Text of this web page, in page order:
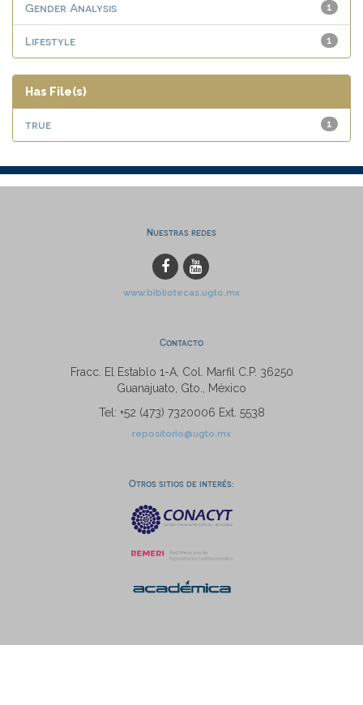
1
Gender Analysis
1
Lifestyle
Has File(s)
1
true
Nuestras redes
www.bibliotecas.ugto.mx
Contacto
Fracc. El Establo 1-A, Col. Marfil C.P. 36250
Guanajuato, Gto., México
Tel: +52 (473) 7320006 Ext. 5538
repositorio@ugto.mx
Otros sitios de interés: